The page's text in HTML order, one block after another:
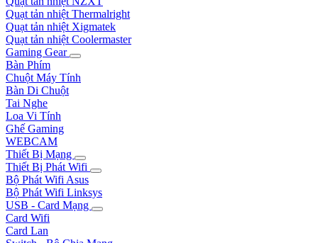
Quạt tản nhiệt Thermalright
Quạt tản nhiệt Xigmatek
Quạt tản nhiệt Coolermaster
Gaming Gear
Bàn Phím
Chuột Máy Tính
Bàn Di Chuột
Tai Nghe
Loa Vi Tính
Ghế Gaming
WEBCAM
Thiết Bị Mạng
Thiết Bị Phát Wifi
Bộ Phát Wifi Asus
Bộ Phát Wifi Linksys
USB - Card Mạng
Card Wifi
Card Lan